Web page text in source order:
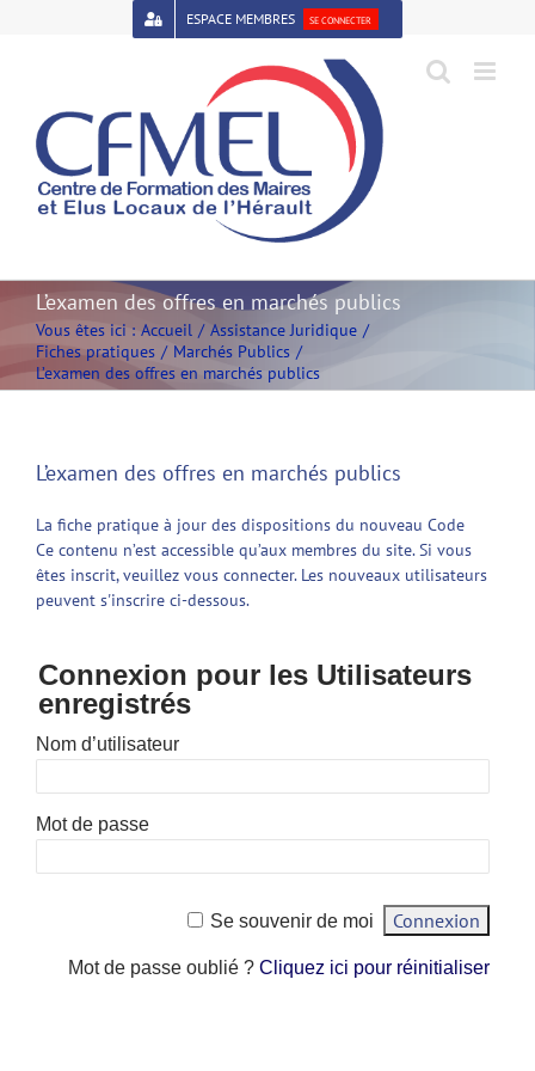
Open toolbar
ESPACE MEMBRES SE CONNECTER
L’examen des offres en marchés publics
Vous êtes ici : Accueil
Assistance Juridique
Fiches pratiques
Marchés Publics
L’examen des offres en marchés publics
L’examen des offres en marchés publics
La fiche pratique à jour des dispositions du nouveau Code
Ce contenu n’est accessible qu’aux membres du site. Si vous
êtes inscrit, veuillez vous connecter. Les nouveaux utilisateurs
peuvent s'inscrire ci-dessous.
Connexion pour les Utilisateurs
enregistrés
Nom d’utilisateur
Mot de passe
Se souvenir de moi
Mot de passe oublié ?Cliquez ici pour réinitialiser